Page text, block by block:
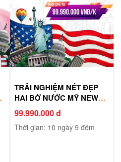
TRẢI NGHIỆM NÉT ĐẸP
HAI BỜ NƯỚC MỸ NEW
YORK – PHILADELPHIA –
WASHINGTON DC – LAS
VEGAS – LOS ANGELES
99.990.000 đ
Thời gian: 10 ngày 9 đêm